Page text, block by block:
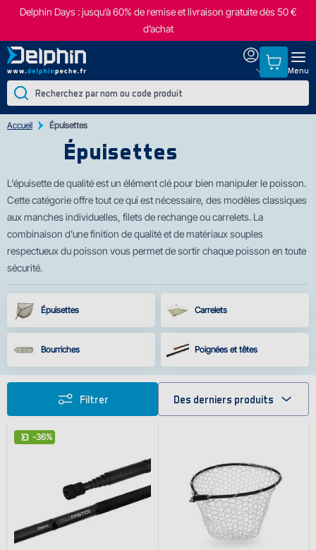
Delphin Days : jusqu’à 60% de remise et livraison gratuite dès 50 €
d’achat
Menu
Accueil Épuisettes
Épuisettes
L'épuisette de qualité est un élément clé pour bien manipuler le poisson.
Cette catégorie offretout ce qui est nécessaire, des modèles classiques
aux manches individuelles, filets de rechange ou carrelets. La
combinaison d'une finition de qualité et de matériaux souples
respectueux du poisson vous permet de sortir chaque poisson en toute
sécurité.
Épuisettes Carrelets
Bourriches Poignées et têtes
Filtrer Des derniers produits
-36%